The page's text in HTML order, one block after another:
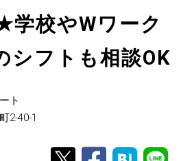
学校やWワーク
シフトも相談OK
ト
2-40-1